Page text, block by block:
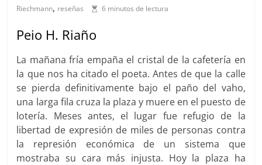
Riechmann, reseñas 6 minutos de lectura
Peio H. Riaño
La mañana fría empaña el cristal de la cafetería en
la que nos ha citado el poeta. Antes de que la calle
se pierda definitivamente bajo el paño del vaho,
una larga fila cruza la plaza y muere en el puesto de
lotería. Meses antes, el lugar fue refugio de la
libertad de expresión de miles de personas contra
la represión económica de un sistema que
mostraba su cara más injusta. Hoy la plaza ha